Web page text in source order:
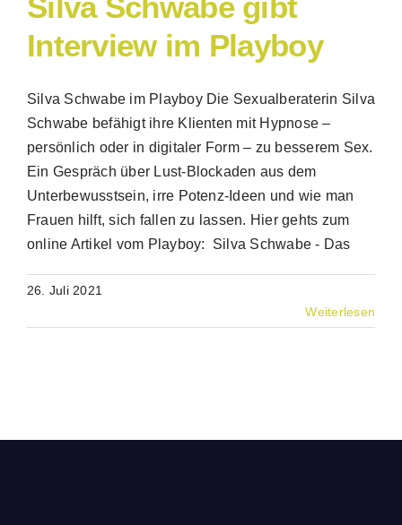
Interview im Playboy
Silva Schwabe im Playboy Die Sexualberaterin Silva
Schwabe befähigt ihre Klienten mit Hypnose –
persönlich oder in digitaler Form – zu besserem Sex.
Ein Gespräch über Lust-Blockaden aus dem
Unterbewusstsein, irre Potenz-Ideen und wie man
Frauen hilft, sich fallen zu lassen. Hier gehts zum
online Artikel vom Playboy: Silva Schwabe - Das
26. Juli 2021
Weiterlesen